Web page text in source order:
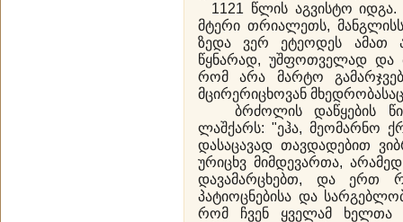
1121 წლის აგვისტო იდგა.
მტერი თრიალეთს,
ზედა ვერ ეტეოდეს ამათ
წყნარად, უშფოთველად და
რომ არა მარტო
მცირერიცხოვან
ბრძოლის დაწყების
ლაშქარს: "ეჰა, მეომარნო
დასაცავად თავდადებით
ურიცხვ მიმდევართა,
დავამარცხებთ, და ერთ
პატიოცნებისა და
რომ ჩვენ ყველამ ხელთა